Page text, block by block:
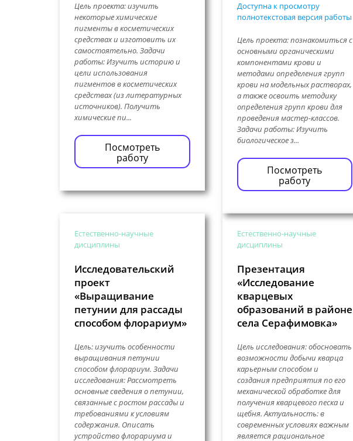
Цель проекта: изучить
некоторые химические
пигменты в косметических
средствах и изготовить их
самостоятельно. Задачи
работы: Изучить историю и
цели использования
пигментов в косметических
средствах (из литературных
источников). Получить
химические пи...
Посмотреть
работу
Доступна к просмотру
полнотекстовая версия работы
Цель проекта: познакомиться с
основными органическими
компонентами крови и
методами определения групп
крови на модельных растворах,
а также освоить методику
определения групп крови для
проведения мастер-классов.
Задачи работы: Изучить
биологическое з...
Посмотреть
работу
Естественно-научные
дисциплины
Исследовательский
проект
«Выращивание
петунии для рассады
способом флорариум»
Цель: изучить особенности
выращивания петунии
способом флорариум. Задачи
исследования: Рассмотреть
основные сведения о петунии,
связанные с ростом рассады и
требованиями к условиям
содержания. Описать
устройство флорариума и
Естественно-научные
дисциплины
Презентация
«Исследование
кварцевых
образований в районе
села Серафимовка»
Цель исследования: обосновать
возможности добычи кварца
карьерным способом и
создания предприятия по его
механической обработке для
получения кварцевого песка и
щебня. Актуальность: в
современных условиях важным
является рациональное